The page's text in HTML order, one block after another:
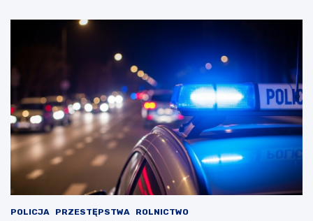
POLICJA PRZESTĘPSTWA ROLNICTWO